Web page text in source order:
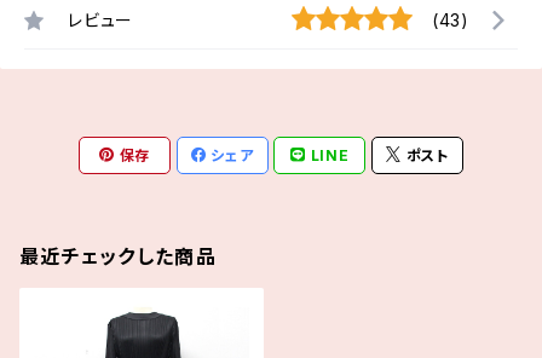
レビュー (43)
保存 シェア LINE ポスト
最近チェックした商品